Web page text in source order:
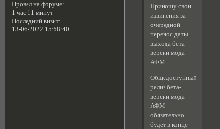
Провел на форуме:
1 час 11 минут
Последний визит:
13-06-2022 15:58:40
Приношу свои
извинения за
очередной
перенос даты
выхода бета-
версии мода
АФМ.
Общедоступный
релиз бета-
версии мода
АФМ
обязательно
будет в конце